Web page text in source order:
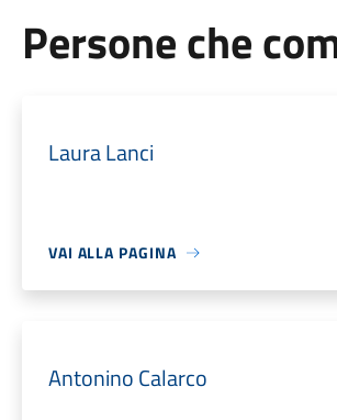
Persone che
Laura Lanci
VAI ALLA PAGINA
Antonino Calarco